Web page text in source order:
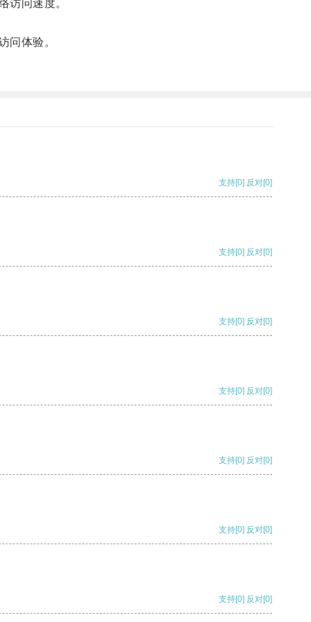
问速度。
问体验。
支持[0] 反对[0]
支持[0] 反对[0]
支持[0] 反对[0]
支持[0] 反对[0]
支持[0] 反对[0]
支持[0] 反对[0]
支持[0] 反对[0]